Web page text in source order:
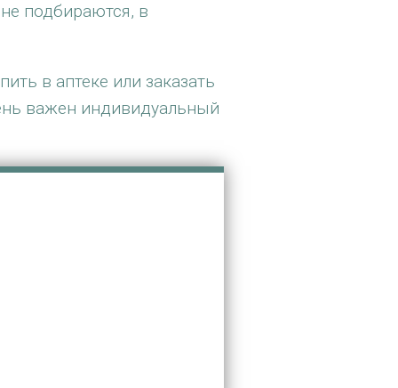
подбираются, в
в аптеке или заказать
важен индивидуальный